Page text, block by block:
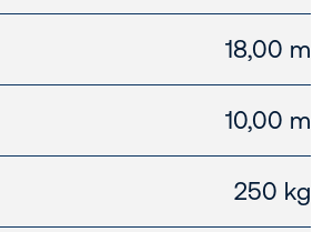
18,00 m
10,00 m
250 kg